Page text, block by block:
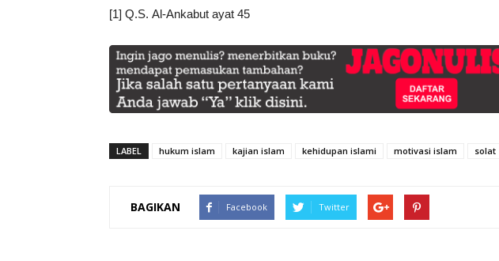
[1] Q.S. Al-Ankabut ayat 45
LABEL hukum islam kajian islam kehidupan islami motivasi islam solat
BAGIKAN Facebook Twitter